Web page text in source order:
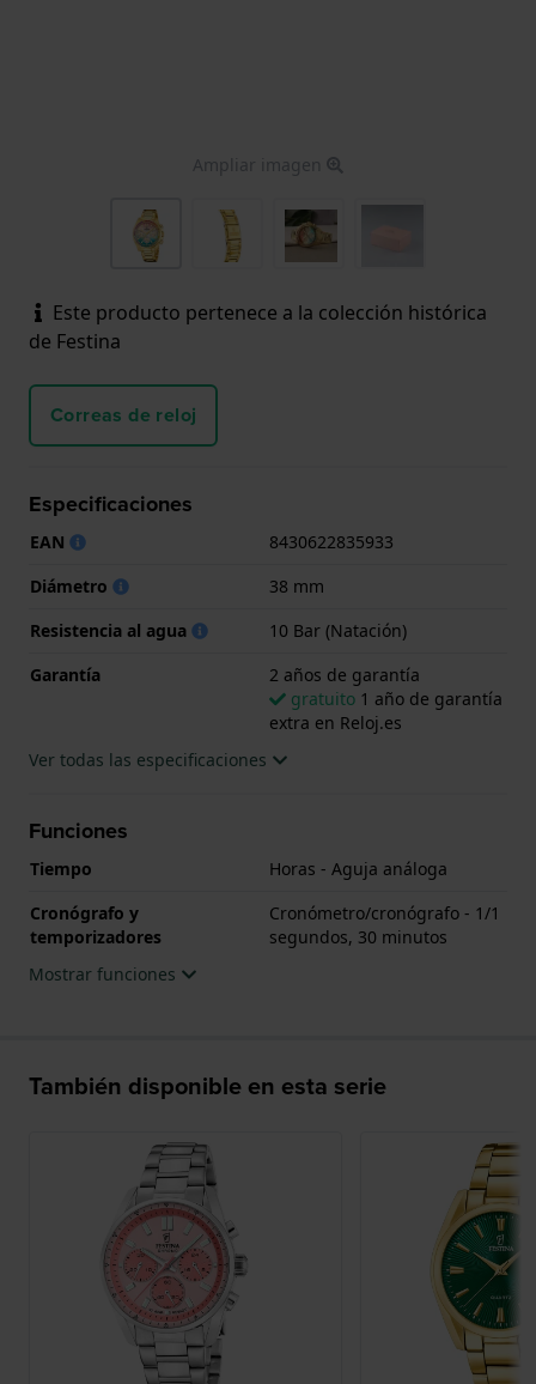
Ampliar imagen
Este producto pertenece a la colección histórica
de Festina
Correas de reloj
Especificaciones
EAN
8430622835933
Diámetro
38 mm
Resistencia al agua
10 Bar (Natación)
Garantía
2 años de garantía
gratuito 1 año de garantía
extra en Reloj.es
Ver todas las especificaciones
Funciones
Tiempo
Horas - Aguja análoga
Cronógrafo y
temporizadores
Cronómetro/cronógrafo - 1/1
segundos, 30 minutos
Mostrar funciones
También disponible en esta serie